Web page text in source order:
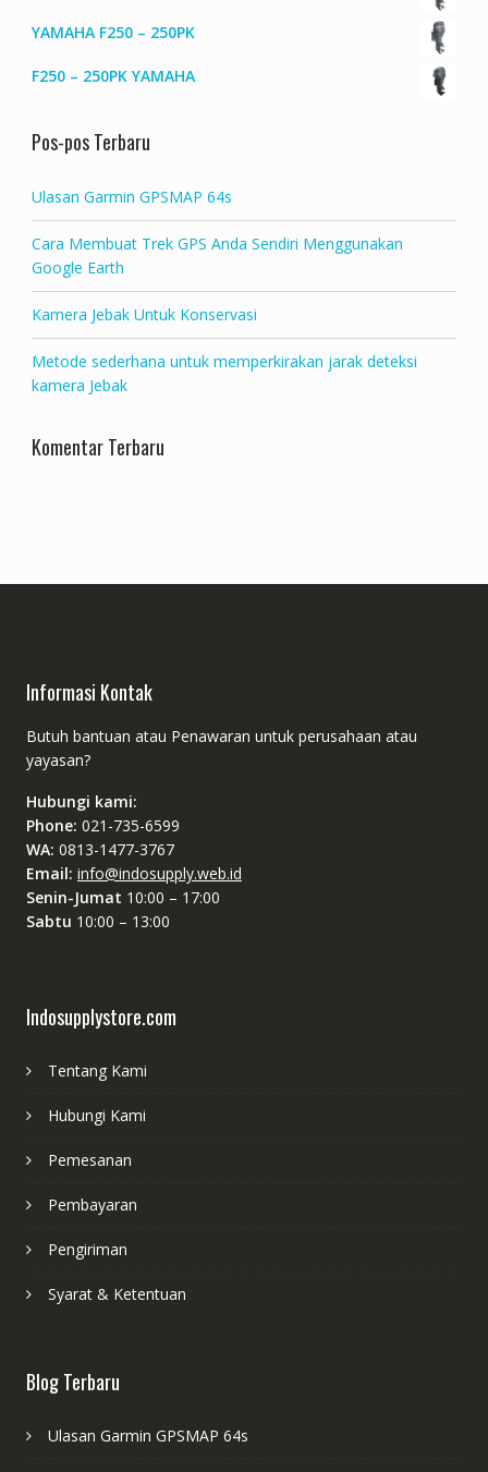
YAMAHA F250 – 250PK
F250 – 250PK YAMAHA
Pos-pos Terbaru
Ulasan Garmin GPSMAP 64s
Cara Membuat Trek GPS Anda Sendiri Menggunakan
Google Earth
Kamera Jebak Untuk Konservasi
Metode sederhana untuk memperkirakan jarak deteksi
kamera Jebak
Komentar Terbaru
Informasi Kontak
Butuh bantuan atau Penawaran untuk perusahaan atau
yayasan?
Hubungi kami:
Phone: 021-735-6599
WA: 0813-1477-3767
Email: info@indosupply.web.id
Senin-Jumat 10:00 – 17:00
Sabtu 10:00 – 13:00
Indosupplystore.com
Tentang Kami
Hubungi Kami
Pemesanan
Pembayaran
Pengiriman
Syarat & Ketentuan
Blog Terbaru
Ulasan Garmin GPSMAP 64s